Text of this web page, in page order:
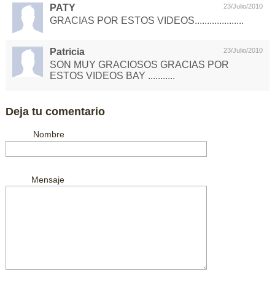
23/Julio/2010
PATY
GRACIAS POR ESTOS VIDEOS....................
23/Julio/2010
Patricia
SON MUY GRACIOSOS GRACIAS POR
ESTOS VIDEOS BAY ...........
Deja tu comentario
Nombre
Mensaje